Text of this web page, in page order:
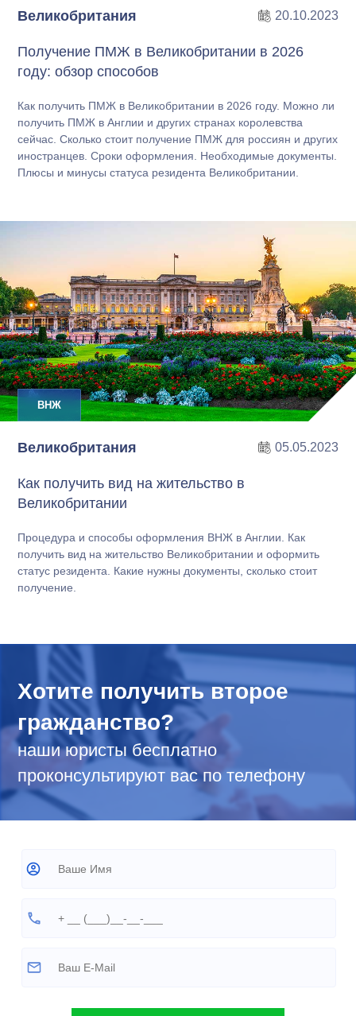
Великобритания 20.10.2023
Получение ПМЖ в Великобритании в 2026
году: обзор способов
Как получить ПМЖ в Великобритании в 2026 году. Можно ли
получить ПМЖ в Англии и других странах королевства
сейчас. Сколько стоит получение ПМЖ для россиян и других
иностранцев. Сроки оформления. Необходимые документы.
Плюсы и минусы статуса резидента Великобритании.
ВНЖ
Великобритания 05.05.2023
Как получить вид на жительство в
Великобритании
Процедура и способы оформления ВНЖ в Англии. Как
получить вид на жительство Великобритании и оформить
статус резидента. Какие нужны документы, сколько стоит
получение.
Хотите получить второе
гражданство?
наши юристы бесплатно
проконсультируют вас по телефону